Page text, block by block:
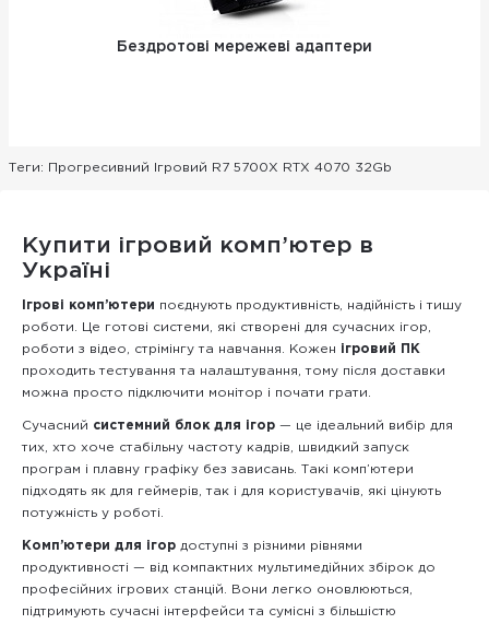
Бездротові мережеві адаптери
Теги: Прогресивний Ігровий R7 5700X RTX 4070 32Gb
Купити ігровий комп’ютер в
Україні
Ігрові комп’ютери поєднують продуктивність, надійність і тишу
роботи. Це готові системи, які створені для сучасних ігор,
роботи з відео, стрімінгу та навчання. Кожен ігровий ПК
проходить тестування та налаштування, тому після доставки
можна просто підключити монітор і почати грати.
Сучасний системний блок для ігор — це ідеальний вибір для
тих, хто хоче стабільну частоту кадрів, швидкий запуск
програм і плавну графіку без зависань. Такі комп’ютери
підходять як для геймерів, так і для користувачів, які цінують
потужність у роботі.
Комп’ютери для ігор доступні з різними рівнями
продуктивності — від компактних мультимедійних збірок до
професійних ігрових станцій. Вони легко оновлюються,
підтримують сучасні інтерфейси та сумісні з більшістю